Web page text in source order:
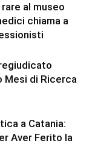
al museo
chiama a
Mesi di Ricerca
a Catania:
Aver Ferito la